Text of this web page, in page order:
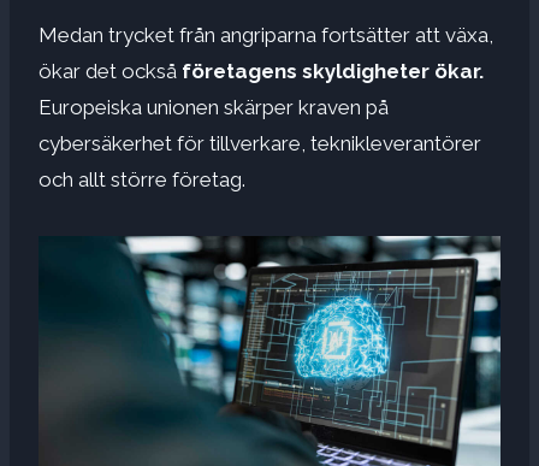
Medan trycket från angriparna fortsätter att växa,
ökar det också företagens skyldigheter ökar.
Europeiska unionen skärper kraven på
cybersäkerhet för tillverkare, teknikleverantörer
och allt större företag.